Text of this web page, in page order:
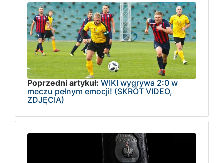
Poprzedni artykuł: WIKI wygrywa 2:0 w
meczu pełnym emocji! (SKRÓT VIDEO,
ZDJĘCIA)